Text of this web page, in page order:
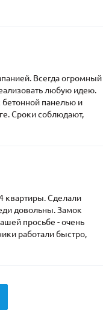
Всегда огромный
любую идею.
бетонной панелью и
Сроки соблюдают,
квартиры. Сделали
довольны. Замок
просьбе - очень
работали быстро,